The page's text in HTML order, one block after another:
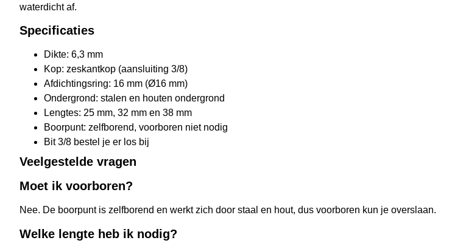
waterdicht af.
Specificaties
Dikte: 6,3 mm
Kop: zeskantkop (aansluiting 3/8)
Afdichtingsring: 16 mm (Ø16 mm)
Ondergrond: stalen en houten ondergrond
Lengtes: 25 mm, 32 mm en 38 mm
Boorpunt: zelfborend, voorboren niet nodig
Bit 3/8 bestel je er los bij
Veelgestelde vragen
Moet ik voorboren?
Nee. De boorpunt is zelfborend en werkt zich door staal en hout, dus voorboren kun je overslaan.
Welke lengte heb ik nodig?